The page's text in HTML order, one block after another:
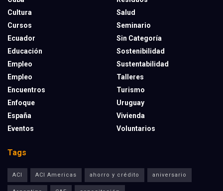
Cultura
Cursos
Ecuador
Educación
Empleo
Empleo
Encuentros
Enfoque
España
Eventos
Salud
Seminario
Sin Categoría
Sostenibilidad
Sustentabilidad
Talleres
Turismo
Uruguay
Vivienda
Voluntarios
Tags
ACI ACI Americas ahorro y crédito aniversario